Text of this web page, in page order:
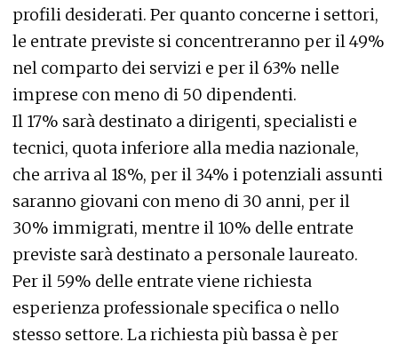
profili desiderati. Per quanto concerne i settori,
le entrate previste si concentreranno per il 49%
nel comparto dei servizi e per il 63% nelle
imprese con meno di 50 dipendenti.
Il 17% sarà destinato a dirigenti, specialisti e
tecnici, quota inferiore alla media nazionale,
che arriva al 18%, per il 34% i potenziali assunti
saranno giovani con meno di 30 anni, per il
30% immigrati, mentre il 10% delle entrate
previste sarà destinato a personale laureato.
Per il 59% delle entrate viene richiesta
esperienza professionale specifica o nello
stesso settore. La richiesta più bassa è per